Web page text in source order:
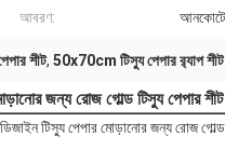
আবরণ:
শীট, 50x70cm টিস্যু পেপার র‍্যাপ শীট
জন্য রোজ গোল্ড টিস্যু পেপার শীট
টিস্যু পেপার মোড়ানোর জন্য রোজ